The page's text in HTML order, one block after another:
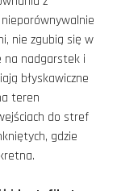
nie zgubią się w
na nadgarstek i
błyskawiczne
teren
do stref
gdzie